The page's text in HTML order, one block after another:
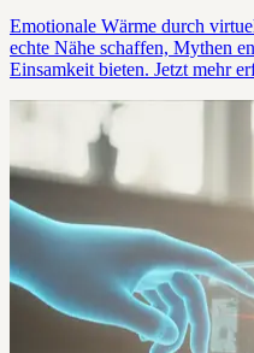
Emotionale Wärme durch
echte Nähe schaffen, Mythen
Einsamkeit bieten. Jetzt mehr